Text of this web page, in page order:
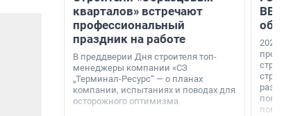
кварталов» встречают
профессиональный
праздник на работе
В преддверии Дня строителя топ-
менеджеры компании «СЗ
„Терминал-Ресурс“ — о планах
компании, испытаниях и поводах для
осторожного оптимизма.
ВВП: в
об
2026-й —
раз. В